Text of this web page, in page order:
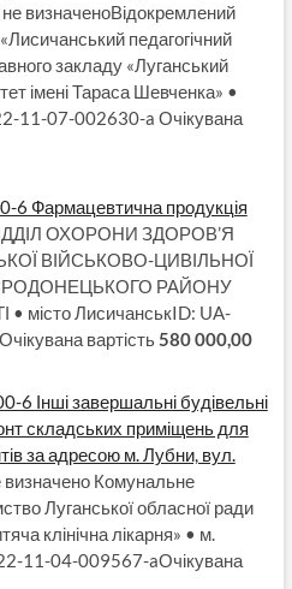
визначеноВідокремлений
педагогічний
закладу «Луганський
імені Тараса Шевченка» •
11-07-002630-a Очікувана
Фармацевтична продукція
ОХОРОНИ ЗДОРОВ’Я
ВІЙСЬКОВО-ЦИВІЛЬНОЇ
РАЙОНУ
місто ЛисичанськID: UA-
вартість580 000,00
Інші завершальні будівельні
складських приміщень для
за адресою м. Лубни, вул.
визначено Комунальне
Луганської обласної ради
клінічна лікарня» • м.
11-04-009567-aОчікувана